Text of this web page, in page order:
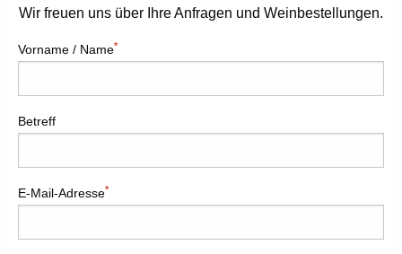
Wir freuen uns über Ihre Anfragen und Weinbestellungen.
Vorname / Name*
Betreff
E-Mail-Adresse*